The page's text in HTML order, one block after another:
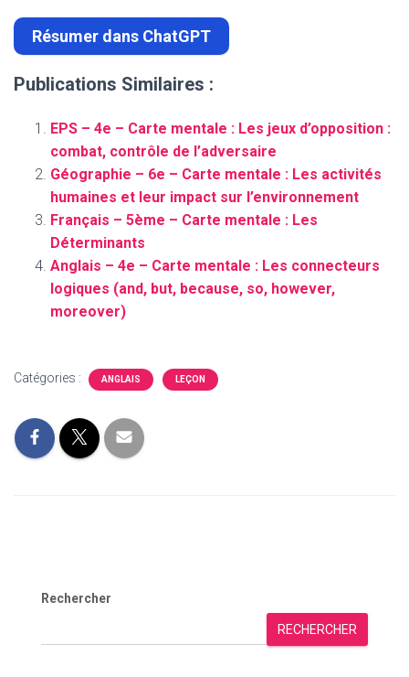
Résumer dans ChatGPT
Publications Similaires :
EPS – 4e – Carte mentale : Les jeux d’opposition :
combat, contrôle de l’adversaire
Géographie – 6e – Carte mentale : Les activités
humaines et leur impact sur l’environnement
Français – 5ème – Carte mentale : Les
Déterminants
Anglais – 4e – Carte mentale : Les connecteurs
logiques (and, but, because, so, however,
moreover)
Catégories : ANGLAIS LEÇON
Rechercher
RECHERCHER